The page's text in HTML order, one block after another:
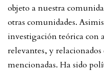
objeto a nuestra
otras comunidades.
investigación teórica con
relevantes, y
mencionadas. Ha sido